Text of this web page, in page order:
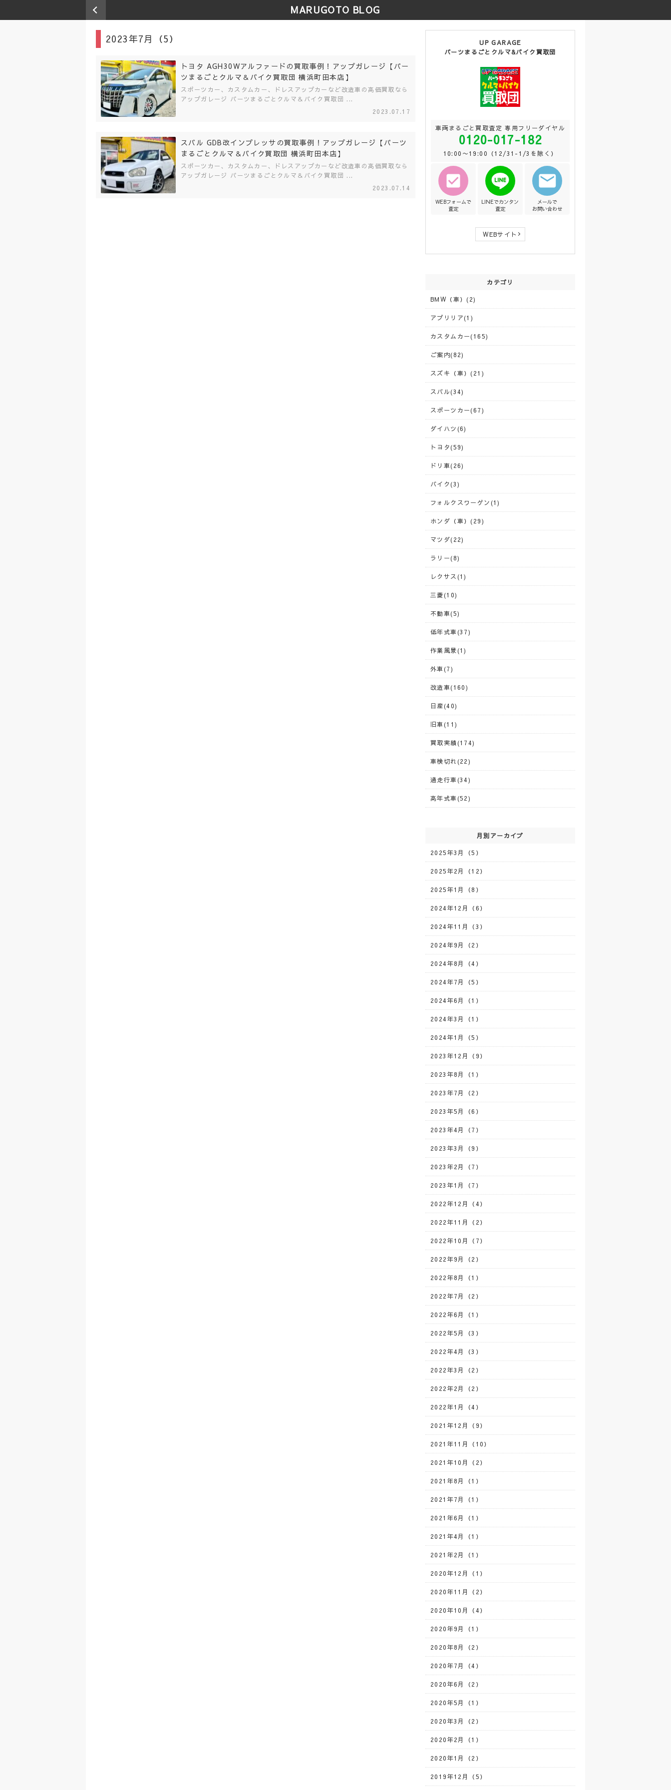
MARUGOTO BLOG
2023年7月（5）
トヨタ AGH30Wアルファードの買取事例！アップガレージ【パー
ツまるごとクルマ＆バイク買取団 横浜町田本店】
スポーツカー、カスタムカー、ドレスアップカーなど改造車の高価買取なら
アップガレージ パーツまるごとクルマ＆バイク買取団 ...
2023.07.17
スバル GDB改インプレッサの買取事例！アップガレージ【パーツ
まるごとクルマ＆バイク買取団 横浜町田本店】
スポーツカー、カスタムカー、ドレスアップカーなど改造車の高価買取なら
アップガレージ パーツまるごとクルマ＆バイク買取団 ...
2023.07.14
UP GARAGE
パーツまるごとクルマ&バイク買取団
車両まるごと買取査定 専用フリーダイヤル
0120-017-182
10:00〜19:00（12/31-1/3を除く）
WEBフォームで
査定
LINEでカンタン
査定
メールで
お問い合わせ
WEBサイト
カテゴリ
BMW（車）(2)
アプリリア(1)
カスタムカー(165)
ご案内(82)
スズキ（車）(21)
スバル(34)
スポーツカー(67)
ダイハツ(6)
トヨタ(59)
ドリ車(26)
バイク(3)
フォルクスワーゲン(1)
ホンダ（車）(29)
マツダ(22)
ラリー(8)
レクサス(1)
三菱(10)
不動車(5)
低年式車(37)
作業風景(1)
外車(7)
改造車(160)
日産(40)
旧車(11)
買取実績(174)
車検切れ(22)
過走行車(34)
高年式車(52)
月別アーカイブ
2025年3月（5）
2025年2月（12）
2025年1月（8）
2024年12月（6）
2024年11月（3）
2024年9月（2）
2024年8月（4）
2024年7月（5）
2024年6月（1）
2024年3月（1）
2024年1月（5）
2023年12月（9）
2023年8月（1）
2023年7月（2）
2023年5月（6）
2023年4月（7）
2023年3月（9）
2023年2月（7）
2023年1月（7）
2022年12月（4）
2022年11月（2）
2022年10月（7）
2022年9月（2）
2022年8月（1）
2022年7月（2）
2022年6月（1）
2022年5月（3）
2022年4月（3）
2022年3月（2）
2022年2月（2）
2022年1月（4）
2021年12月（9）
2021年11月（10）
2021年10月（2）
2021年8月（1）
2021年7月（1）
2021年6月（1）
2021年4月（1）
2021年2月（1）
2020年12月（1）
2020年11月（2）
2020年10月（4）
2020年9月（1）
2020年8月（2）
2020年7月（4）
2020年6月（2）
2020年5月（1）
2020年3月（2）
2020年2月（1）
2020年1月（2）
2019年12月（5）